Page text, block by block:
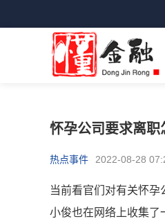
怀孕公司要求离
热点事件 2022-08-28
当前看官们对有关怀
小俊也在网络上收集了